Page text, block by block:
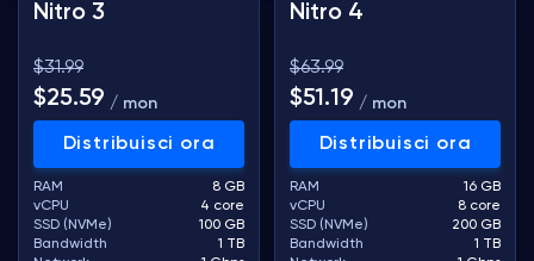
Nitro 3
$31.99
$25.59 / mon
Distribuisci ora
RAM
8 GB
vCPU
4 core
SSD (NVMe)
100 GB
Bandwidth
1 TB
Nitro 4
$63.99
$51.19 / mon
Distribuisci ora
RAM
16 GB
vCPU
8 core
SSD (NVMe)
200 GB
Bandwidth
1 TB